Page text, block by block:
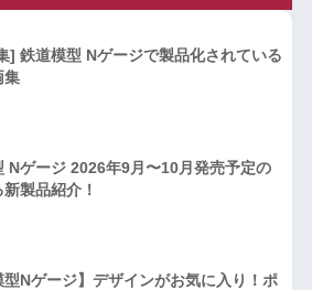
] 鉄道模型 Nゲージで製品化されている
集
Nゲージ 2026年9月〜10月発売予定の
製品紹介！
型Nゲージ】デザインがお気に入り！ポ